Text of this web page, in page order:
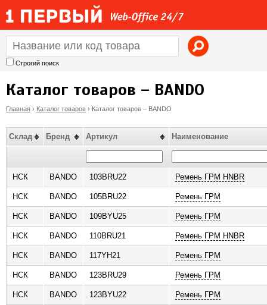
Jump to navigation
Строгий поиск
Каталог товаров – BANDO
В
ы
д
е
ь
Главная › Каталог товаров › Каталог товаров – BANDO
Склад Бренд Артикул Наименование
НСК BANDO 103BRU22 Ремень ГРM HNBR
НСК BANDO 105BRU22 Ремень ГРM
НСК BANDO 109BYU25 Ремень ГРM
НСК BANDO 110BRU21 Ремень ГРM HNBR
НСК BANDO 117YH21 Ремень ГРM
НСК BANDO 123BRU29 Ремень ГРM
НСК BANDO 123BYU22 Ремень ГРM